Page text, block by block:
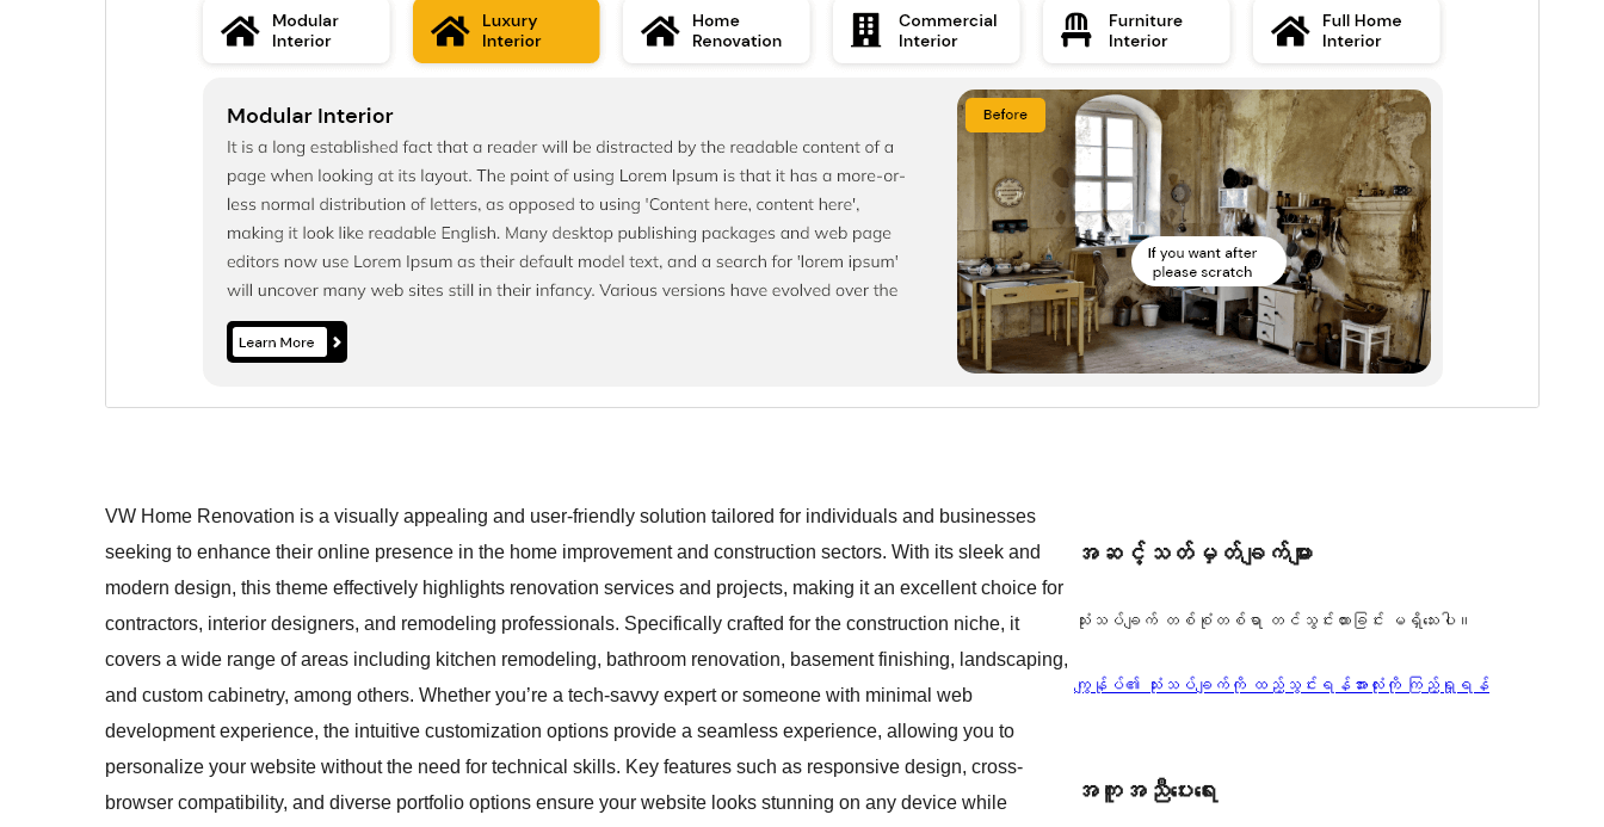
VW Home Renovation is a visually appealing and user-friendly solution tailored for individuals and businesses
seeking to enhance their online presence in the home improvement and construction sectors. With its sleek and
modern design, this theme effectively highlights renovation services and projects, making it an excellent choice for
contractors, interior designers, and remodeling professionals. Specifically crafted for the construction niche, it
covers a wide range of areas including kitchen remodeling, bathroom renovation, basement finishing, landscaping,
and custom cabinetry, among others. Whether you’re a tech-savvy expert or someone with minimal web
development experience, the intuitive customization options provide a seamless experience, allowing you to
personalize your website without the need for technical skills. Key features such as responsive design, cross-
browser compatibility, and diverse portfolio options ensure your website looks stunning on any device while
အဆင့်သတ်မှတ်ချက်များ
သုံးသပ်ချက် တစ်စုံတစ်ရာ တင်သွင်းထားခြင်း မရှိသေးပါ။
ကျွန်ုပ်၏ သုံးသပ်ချက်ကို ထည့်သွင်းရန်သုံးသပ်
အားလုံးကို ကြည့်ရှုရန်
အကူအညီပေးရေး